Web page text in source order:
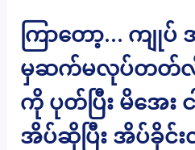
ကြာတော့… ကျုပ်
မှဆက်မလုပ်တတ်လို့
ကို ပုတ်ပြီး မိအေး
အိပ်ဆိုပြီး အိပ်ခို